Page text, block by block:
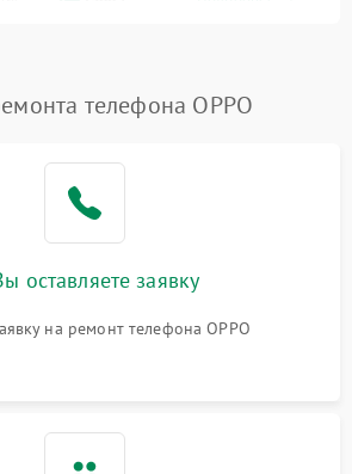
4000 ₽ Подробнее →
телефона OPPO
оставляете заявку
на ремонт телефона OPPO